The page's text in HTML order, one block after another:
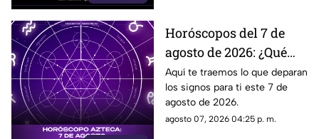
Horóscopos del 7 de
agosto de 2026: ¿Qué
revelan los aztecas
hoy?
Aquí te traemos lo que deparan
los signos para ti este 7 de
agosto de 2026.
agosto 07, 2026 04:25 p. m.